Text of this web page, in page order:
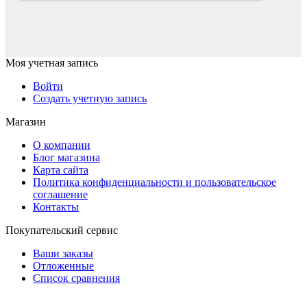
Моя учетная запись
Войти
Создать учетную запись
Магазин
О компании
Блог магазина
Карта сайта
Политика конфиденциальности и пользовательское
соглашение
Контакты
Покупательский сервис
Ваши заказы
Отложенные
Список сравнения